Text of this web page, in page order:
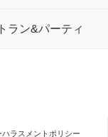
ラン&パーティ
ハラスメントポリシー